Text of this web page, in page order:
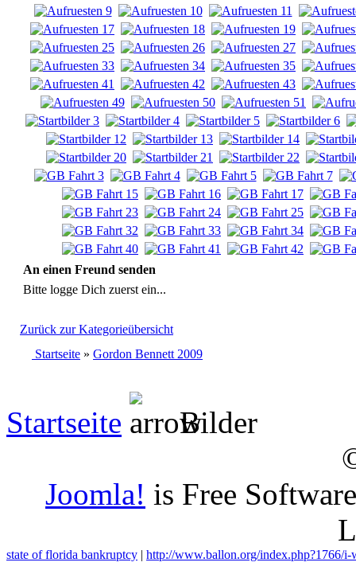
An einen Freund senden
Bitte logge Dich zuerst ein...
Zurück zur Kategorieübersicht
Startseite » Gordon Bennett 2009
Startseite
Bilder
Joomla! is Free
state of florida bankruptcy | http://www.ballon.org/index.php?1766/i-